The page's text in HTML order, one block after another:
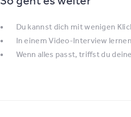
Du kannst dich mit wenigen
In einem Video-Interview
Wenn alles passt, triffst du